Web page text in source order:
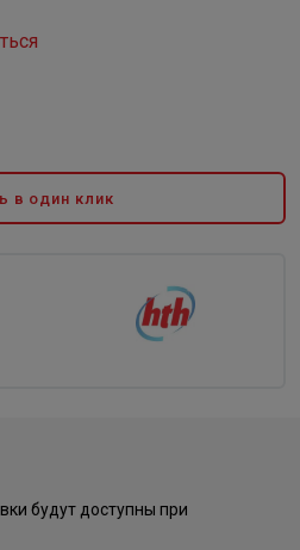
в один клик
будут доступны при